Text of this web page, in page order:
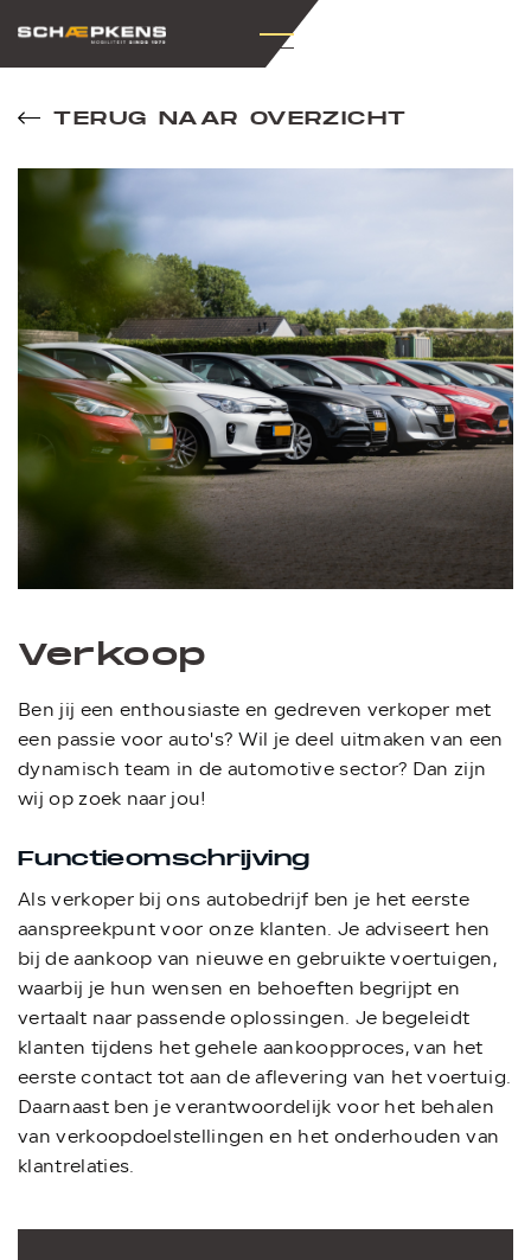
TERUG NAAR OVERZICHT
Verkoop
Ben jij een enthousiaste en gedreven verkoper met
een passie voor auto's? Wil je deel uitmaken van een
dynamisch team in de automotive sector? Dan zijn
wij op zoek naar jou!
Functieomschrijving
Als verkoper bij ons autobedrijf ben je het eerste
aanspreekpunt voor onze klanten. Je adviseert hen
bij de aankoop van nieuwe en gebruikte voertuigen,
waarbij je hun wensen en behoeften begrijpt en
vertaalt naar passende oplossingen. Je begeleidt
klanten tijdens het gehele aankoopproces, van het
eerste contact tot aan de aflevering van het voertuig.
Daarnaast ben je verantwoordelijk voor het behalen
van verkoopdoelstellingen en het onderhouden van
klantrelaties.